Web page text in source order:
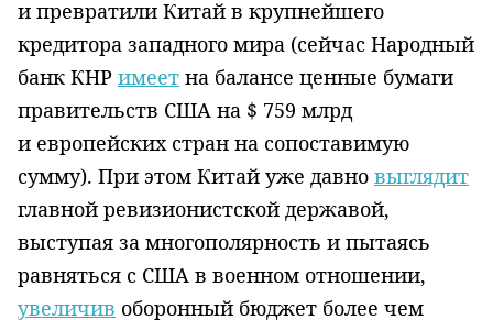
и превратили Китай в крупнейшего
кредитора западного мира (сейчас Народный
банк КНР имеет на балансе ценные бумаги
правительств США на $ 759 млрд
и европейских стран на сопоставимую
сумму). При этом Китай уже давно выглядит
главной ревизионистской державой,
выступая за многополярность и пытаясь
равняться с США в военном отношении,
увеличив оборонный бюджет более чем